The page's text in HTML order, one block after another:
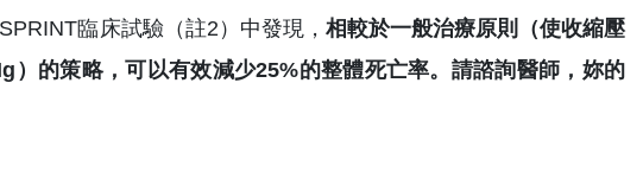
臨床試驗（註2）中發現， 相較於一般治療原則（使收縮壓
的策略，可以有效減少25%的整體死亡率。請諮詢醫師，妳的